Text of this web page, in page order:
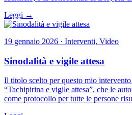
Leggi →
19 gennaio 2026 · Interventi, Video
Sinodalità e vigile attesa
Il titolo scelto per questo mio intervento
“Tachipirina e vigile attesa”, che le
come protocollo per tutte le persone